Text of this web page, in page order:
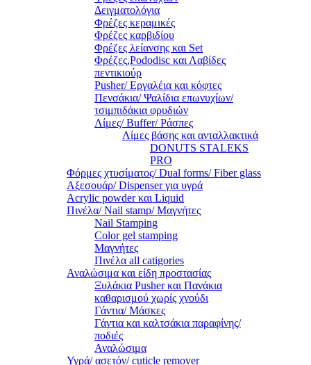
Δειγματολόγια
Φρέζες κεραμικές
Φρέζες καρβιδίου
Φρέζες λείανσης και Set
Φρέζες,Pododisc και Λαβίδες
πεντικιούρ
Pusher/ Εργαλέια και κόφτες
Πενσάκια/ Ψαλίδια επωνυχίων/
τσιμπιδάκια φρυδιών
Λίμες/ Buffer/ Ράσπες
Λίμες βάσης και ανταλλακτικά
DONUTS STALEKS
PRO
Φόρμες χτυσίματος/ Dual forms/ Fiber glass
Αξεσουάρ/ Dispenser για υγρά
Acrylic powder και Liquid
Πινέλα/ Nail stamp/ Μαγνήτες
Nail Stamping
Color gel stamping
Μαγνήτες
Πινέλα all catigories
Αναλώσιμα και είδη προστασίας
Ξυλάκια Pusher και Πανάκια
καθαρισμού χωρίς χνούδι
Γάντια/ Μάσκες
Γάντια και καλτσάκια παραφίνης/
ποδιές
Αναλώσιμα
Υγρά/ ασετόν/ cuticle remover